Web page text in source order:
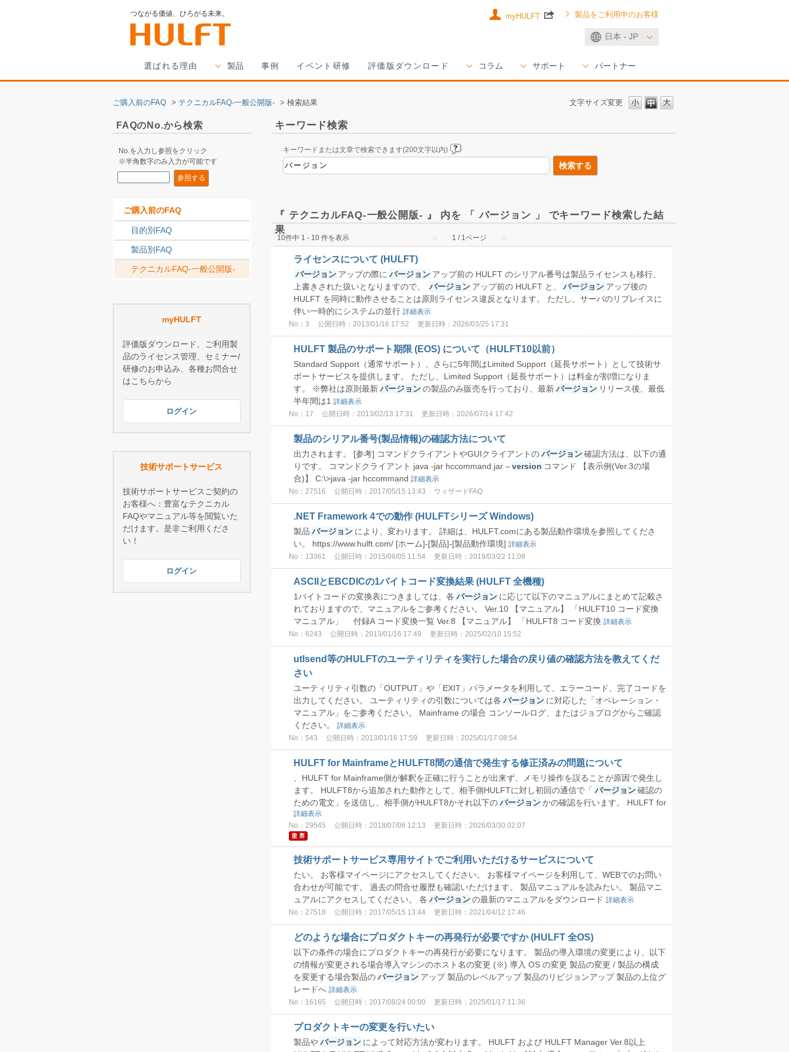
つながる価値、ひろがる未来。
日本 - JP
選ばれる理由 製品 事例 イベント研修 評価版ダウンロード コラム サポート パートナー
myHULFT 製品をご利用中のお客様
文字サイズ変更
ご購入前のFAQ > テクニカルFAQ-一般公開版- > 検索結果
FAQのNo.から検索
No.を入力し参照をクリック
※半角数字のみ入力が可能です
ご購入前のFAQ
目的別FAQ
製品別FAQ
テクニカルFAQ-一般公開版-
myHULFT
評価版ダウンロード、ご利用製
品のライセンス管理、セミナー/
研修のお申込み、各種お問合せ
はこちらから
ログイン
技術サポートサービス
技術サポートサービスご契約の
お客様へ：豊富なテクニカル
FAQやマニュアル等を閲覧いた
だけます。是非ご利用くださ
い！
ログイン
キーワード検索
キーワードまたは文章で検索できます(200文字以内)
『 テクニカルFAQ-一般公開版- 』 内を 「 バージョン 」 でキーワード検索した結
果
10件中 1 - 10 件を表示 ≪ 1 / 1ページ ≫
ライセンスについて (HULFT)
バージョン アップの際に バージョン アップ前の HULFT のシリアル番号は製品ライセンスも移行、
上書きされた扱いとなりますので、
バージョン アップ前の HULFT と、 バージョン アップ後の
HULFT を同時に動作させることは原則ライセンス違反となります。 ただし、サーバのリプレイスに
伴い一時的にシステムの並行 詳細表示
No：3 公開日時：2013/01/16 17:52 更新日時：2026/03/25 17:31
HULFT 製品のサポート期限 (EOS) について（HULFT10以前）
Standard Support（通常サポート）、さらに5年間はLimited Support（延長サポート）として技術サ
ポートサービスを提供します。 ただし、Limited Support（延長サポート）は料金が割増になりま
す。 ※弊社は原則最新バージョンの製品のみ販売を行っており、最新バージョン リリース後、最低
半年間は1 詳細表示
No：17 公開日時：2013/02/13 17:31 更新日時：2026/07/14 17:42
製品のシリアル番号(製品情報)の確認方法について
出力されます。 [参考] コマンドクライアントやGUIクライアントのバージョン確認方法は、以下の通
りです。 コマンドクライアント java -jar hccommand.jar –version コマンド 【表示例(Ver.3の場
合)】 C:\>java -jar hccommand 詳細表示
No：27516 公開日時：2017/05/15 13:43 ウィザードFAQ
.NET Framework 4での動作 (HULFTシリーズ Windows)
製品 バージョン により、変わります。 詳細は、HULFT.comにある製品動作環境を参照してくださ
い。 https://www.hulft.com/ [ホーム]-[製品]-[製品動作環境] 詳細表示
No：13361 公開日時：2015/08/05 11:54 更新日時：2019/03/22 11:08
ASCIIとEBCDICの1バイトコード変換結果 (HULFT 全機種)
1バイトコードの変換表につきましては、各 バージョン に応じて以下のマニュアルにまとめて記載さ
れておりますので、マニュアルをご参考ください。 Ver.10 【マニュアル】 「HULFT10 コード変換
マニュアル」 付録A コード変換一覧 Ver.8 【マニュアル】 「HULFT8 コード変換 詳細表示
No：6243 公開日時：2013/01/16 17:49 更新日時：2025/02/10 15:52
utlsend等のHULFTのユーティリティを実行した場合の戻り値の確認方法を教えてくだ
さい
ユーティリティ引数の「OUTPUT」や「EXIT」パラメータを利用して、エラーコード、完了コードを
出力してください。 ユーティリティの引数については各 バージョン に対応した「オペレーション・
マニュアル」をご参考ください。 Mainframe の場合 コンソールログ、またはジョブログからご確認
ください。
詳細表示
No：543 公開日時：2013/01/16 17:59 更新日時：2025/01/17 08:54
HULFT for MainframeとHULFT8間の通信で発生する修正済みの問題について
、HULFT for Mainframe側が解釈を正確に行うことが出来ず、メモリ操作を誤ることが原因で発生し
ます。 HULFT8から追加された動作として、相手側HULFTに対し初回の通信で「 バージョン確認の
ための電文」を送信し、相手側がHULFT8かそれ以下のバージョンかの確認を行います。 HULFT for
詳細表示
No：29545 公開日時：2018/07/06 12:13 更新日時：2026/03/30 02:07
技術サポートサービス専用サイトでご利用いただけるサービスについて
たい。 お客様マイページにアクセスしてください。 お客様マイページを利用して、WEBでのお問い
合わせが可能です。 過去の問合せ履歴も確認いただけます。 製品マニュアルを読みたい。 製品マニ
ュアルにアクセスしてください。 各 バージョンの最新のマニュアルをダウンロード 詳細表示
No：27518 公開日時：2017/05/15 13:44 更新日時：2021/04/12 17:46
どのような場合にプロダクトキーの再発行が必要ですか (HULFT 全OS)
以下の条件の場合にプロダクトキーの再発行が必要になります。 製品の導入環境の変更により、以下
の情報が変更される場合導入マシンのホスト名の変更 (※) 導入 OS の変更 製品の変更 / 製品の構成
を変更する場合製品のバージョン アップ 製品のレベルアップ 製品のリビジョンアップ 製品の上位グ
レードへ 詳細表示
No：16165 公開日時：2017/08/24 00:00 更新日時：2025/01/17 11:36
プロダクトキーの変更を行いたい
製品やバージョン によって対応方法が変わります。 HULFT および HULFT Manager Ver.8以上